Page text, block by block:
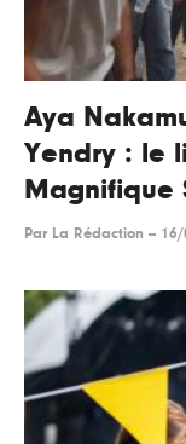
Aya
Yendry : le
Magnifique
Par La Rédaction -- 16/